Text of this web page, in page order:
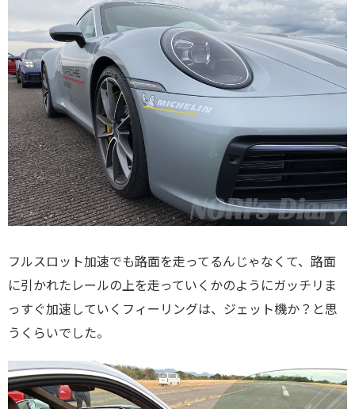
フルスロット加速でも路面を走ってるんじゃなくて、路面
に引かれたレールの上を走っていくかのようにガッチリま
っすぐ加速していくフィーリングは、ジェット機か？と思
うくらいでした。